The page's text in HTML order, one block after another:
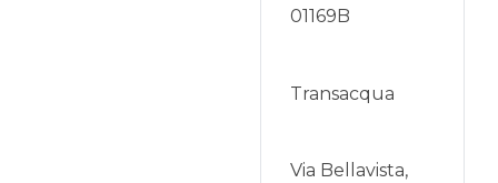
01169B
Transacqua
Via Bellavista,